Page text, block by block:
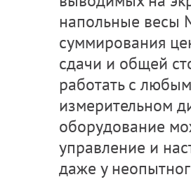
напольные весы
суммирования
сдачи и общей
работать с
измерительном
оборудование
управление и
даже у